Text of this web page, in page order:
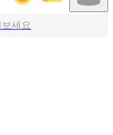
세요
세요